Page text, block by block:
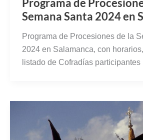
Semana Santa 2024 en
Programa de Procesiones de la
2024 en Salamanca, con
listado de Cofradías participantes